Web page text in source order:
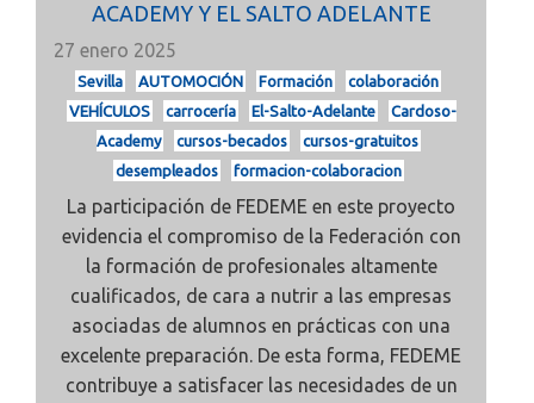
ACADEMY Y EL SALTO ADELANTE
27 enero 2025
Sevilla AUTOMOCIÓN Formación
colaboración
VEHÍCULOS
carrocería El-Salto-Adelante
Cardoso-
Academy
cursos-becados
cursos-gratuitos
desempleados
formacion-colaboracion
La participación de FEDEME en este proyecto
evidencia el compromiso de la Federación con
la formación de profesionales altamente
cualificados, de cara a nutrir a las empresas
asociadas de alumnos en prácticas con una
excelente preparación. De esta forma, FEDEME
contribuye a satisfacer las necesidades de un